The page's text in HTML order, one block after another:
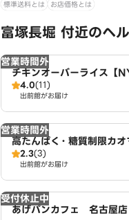
標準送料とは お店価格とは
富塚長堀 付近のヘ
営業時間外
チキンオーバーライス【
CKEN STAND】 名古屋
4.0(11)
出前館がお届け
営業時間外
高たんぱく・糖質制限カ
イ 東京鶏飯食堂 名古屋店
2.3(3)
出前館がお届け
受付休止中
あげパンカフェ 名古屋店